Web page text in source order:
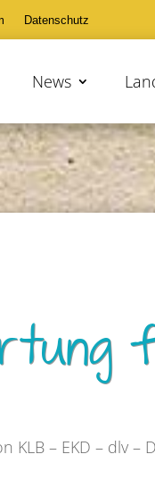
Datenschutz
News
KLB – EKD – dlv –